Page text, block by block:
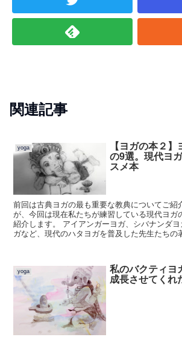
関連記事
yoga
【ヨガの本２
の9選。現代ヨ
スメ本
前回は古典ヨガの最も重要な教典についてご紹
が、今回は現在私たちが練習している現代ヨガ
紹介します。 アイアンガーヨガ、シバナンダ
ガなど、現代のハタヨガを普及した先生たちの
yoga
私のバクティヨ
成長させてくれ